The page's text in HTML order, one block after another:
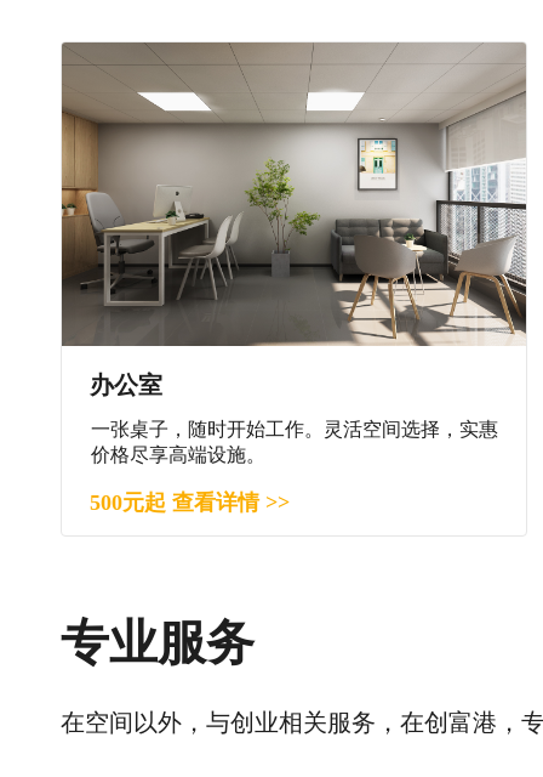
办公室
一张桌子，随时开始工作。灵活空间选择，实惠
价格尽享高端设施。
500元起 查看详情 >>
专业服务
在空间以外，与创业相关服务，在创富港，